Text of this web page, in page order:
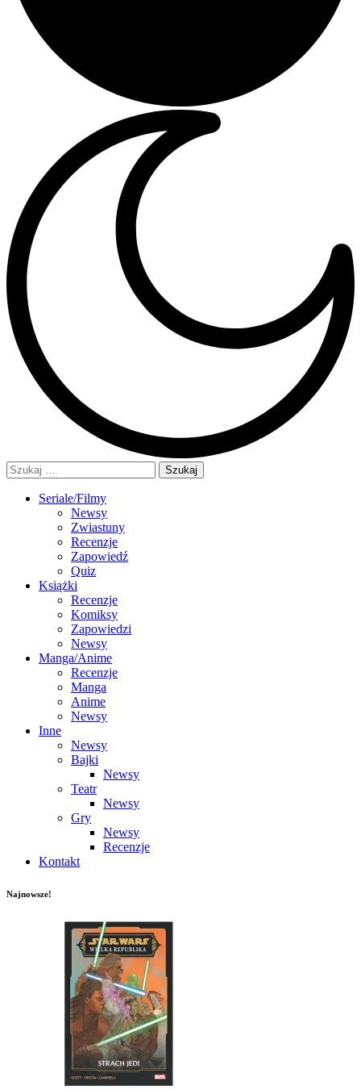
Szukaj:
Seriale/Filmy
Newsy
Zwiastuny
Recenzje
Zapowiedź
Quiz
Książki
Recenzje
Komiksy
Zapowiedzi
Newsy
Manga/Anime
Recenzje
Manga
Anime
Newsy
Inne
Newsy
Bajki
Newsy
Teatr
Newsy
Gry
Newsy
Recenzje
Kontakt
Najnowsze!